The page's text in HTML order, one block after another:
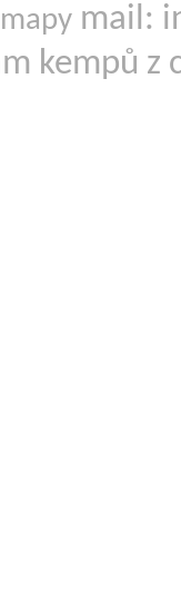
mail:
kempů z